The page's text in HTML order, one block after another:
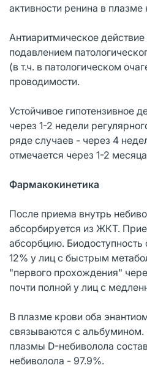
активности ренина в плазме
Антиаритмическое
подавлением
(в т.ч. в патологическом
проводимости.
Устойчивое гипотензивное
через 1-2 недели
ряде случаев - через 4
отмечается через 1-2
Фармакокинетика
После приема внутрь
абсорбируется из ЖКТ.
абсорбцию. Биодоступность
12% у лиц с быстрым
"первого прохождения"
почти полной у лиц с
В плазме крови оба
связываются с
плазмы D-небиволола
небиволола - 97.9%.